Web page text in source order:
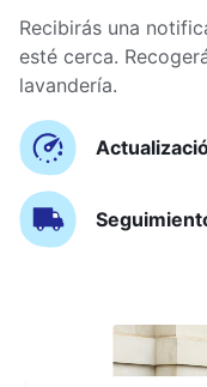
Recibirás una
esté cerca.
lavandería.